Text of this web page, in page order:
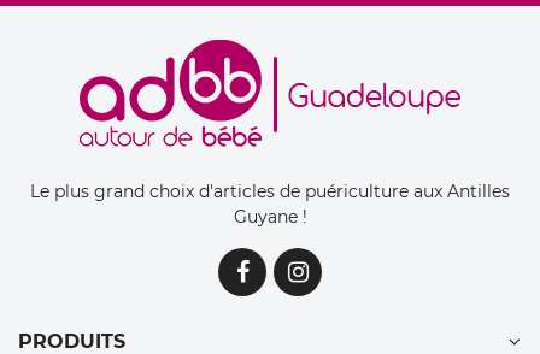
Le plus grand choix d'articles de puériculture aux Antilles
Guyane !
PRODUITS